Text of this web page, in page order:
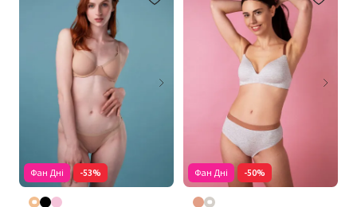
Фан Дні -53% Фан Дні -50%